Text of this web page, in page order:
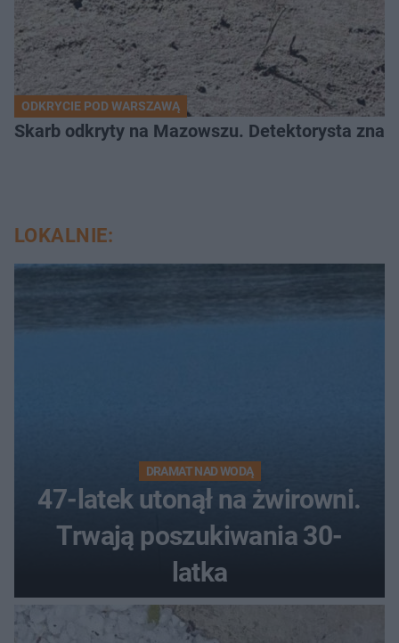
ODKRYCIE POD WARSZAWĄ
Skarb odkryty na Mazowszu. Detektorysta
LOKALNIE:
DRAMAT NAD WODĄ
47-latek utonął na żwirowni.
Trwają poszukiwania 30-
latka